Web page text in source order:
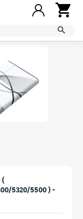


(
5320/5500 ) -